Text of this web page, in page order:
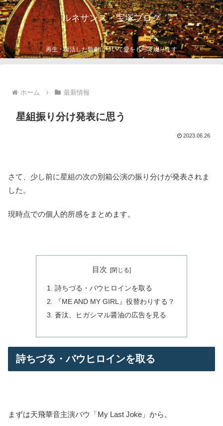
ルネサンス・宝塚ブログ
再生・復活した歌劇について愛をもって綴ります
ホーム 最新情報
星組振り分け発表に思う
2023.06.26
さて、少し前に星組の次の別箱公演の振り分けが発表されま
した。
現時点での個人的所感をまとめます。
目次
詩ちづる・バウヒロインを取る
『ME AND MY GIRL』役替わりする？
蒼汰、ヒガシマル醤油の広告を見る
詩ちづる・バウヒロインを取る
まずは天飛華音主演バウ「My Last Joke」から。